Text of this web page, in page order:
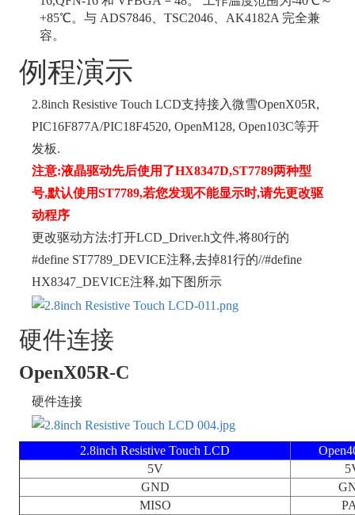
+85℃。与 ADS7846、TSC2046、AK4182A 完全兼
容。
例程演示
2.8inch Resistive Touch LCD支持接入微雪OpenX05R,
PIC16F877A/PIC18F4520, OpenM128, Open103C等开
发板.
注意:液晶驱动先后使用了HX8347D,ST7789两种型
号,默认使用ST7789,若您发现不能显示时,请先更改驱
动程序
更改驱动方法:打开LCD_Driver.h文件,将80行的
#define ST7789_DEVICE注释,去掉81行的//#define
HX8347_DEVICE注释,如下图所示
硬件连接
OpenX05R-C
硬件连接
2.8inch Resistive Touch LCD
5V
GND
MISO